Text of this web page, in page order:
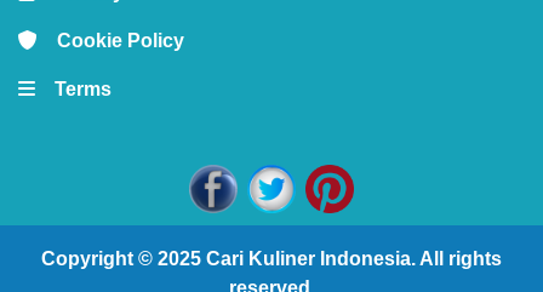
Cookie Policy
Terms
Copyright © 2025 Cari Kuliner Indonesia. All rights
reserved.